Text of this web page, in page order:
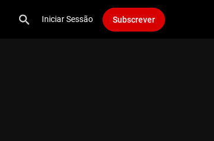
Iniciar Sessão Subscrever